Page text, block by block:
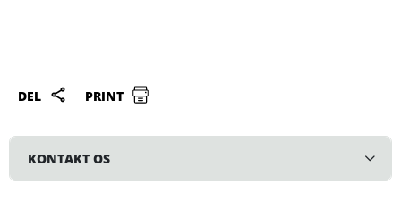
DEL PRINT
KONTAKT OS